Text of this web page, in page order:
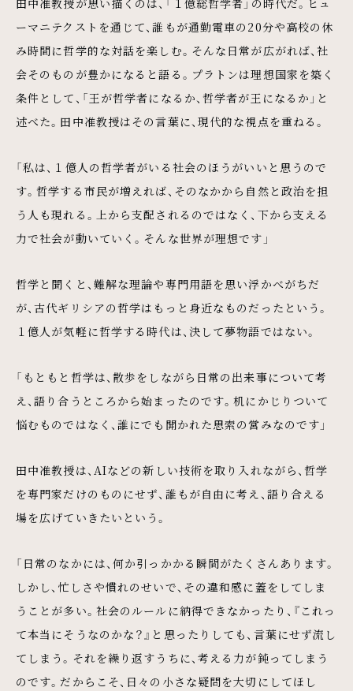
田中准教授が思い描くのは、「１億総哲学者」の時代だ。ヒュ
ーマニテクストを通じて、誰もが通勤電車の20分や高校の休
み時間に哲学的な対話を楽しむ。そんな日常が広がれば、社
会そのものが豊かになると語る。プラトンは理想国家を築く
条件として、「王が哲学者になるか、哲学者が王になるか」と
述べた。田中准教授はその言葉に、現代的な視点を重ねる。
「私は、１億人の哲学者がいる社会のほうがいいと思うので
す。哲学する市民が増えれば、そのなかから自然と政治を担
う人も現れる。上から支配されるのではなく、下から支える
力で社会が動いていく。そんな世界が理想です」
哲学と聞くと、難解な理論や専門用語を思い浮かべがちだ
が、古代ギリシアの哲学はもっと身近なものだったという。
１億人が気軽に哲学する時代は、決して夢物語ではない。
「もともと哲学は、散歩をしながら日常の出来事について考
え、語り合うところから始まったのです。机にかじりついて
悩むものではなく、誰にでも開かれた思索の営みなのです」
田中准教授は、AIなどの新しい技術を取り入れながら、哲学
を専門家だけのものにせず、誰もが自由に考え、語り合える
場を広げていきたいという。
「日常のなかには、何か引っかかる瞬間がたくさんあります。
しかし、忙しさや慣れのせいで、その違和感に蓋をしてしま
うことが多い。社会のルールに納得できなかったり、『これっ
て本当にそうなのかな？』と思ったりしても、言葉にせず流し
てしまう。それを繰り返すうちに、考える力が鈍ってしまう
のです。だからこそ、日々の小さな疑問を大切にしてほし